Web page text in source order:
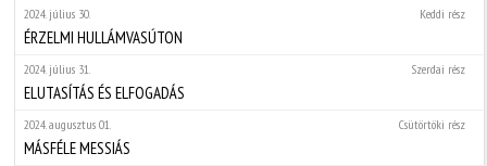
Keddi rész
2024. július 30.
ÉRZELMI HULLÁMVASÚTON
Szerdai rész
2024. július 31.
ELUTASÍTÁS ÉS ELFOGADÁS
Csütörtöki rész
2024. augusztus 01.
MÁSFÉLE MESSIÁS